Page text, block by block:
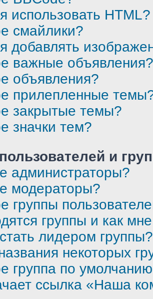
использовать HTML?
смайлики?
добавлять
важные объявления?
объявления?
прилепленные
закрытые темы?
значки тем?
и
администраторы?
модераторы?
группы
группы и как
лидером группы?
некоторых
группа по
ссылка «Наша